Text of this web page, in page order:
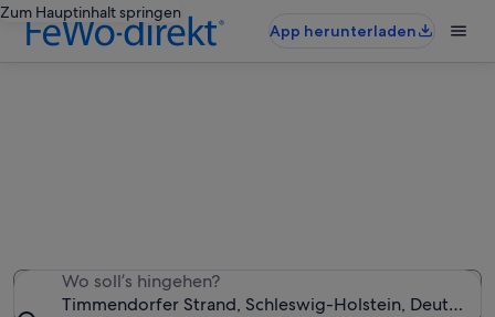
Zum Hauptinhalt springen
App herunterladen
Wo soll’s hingehen?
Timmendorfer Strand, Schleswig-Holstein,